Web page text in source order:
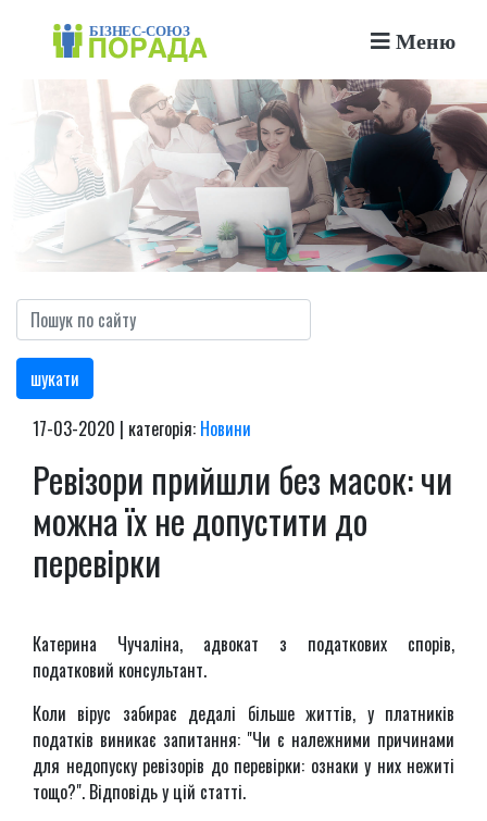
Меню
шукати
17-03-2020 | категорія: Новини
Ревізори прийшли без масок: чи
можна їх не допустити до
перевірки
Катерина Чучаліна, адвокат з податкових спорів,
податковий консультант.
Коли вірус забирає дедалі більше життів, у платників
податків виникає запитання: "Чи є належними причинами
для недопуску ревізорів до перевірки: ознаки у них нежиті
тощо?". Відповідь у цій статті.